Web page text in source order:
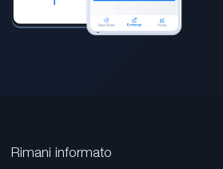
Rimani informato